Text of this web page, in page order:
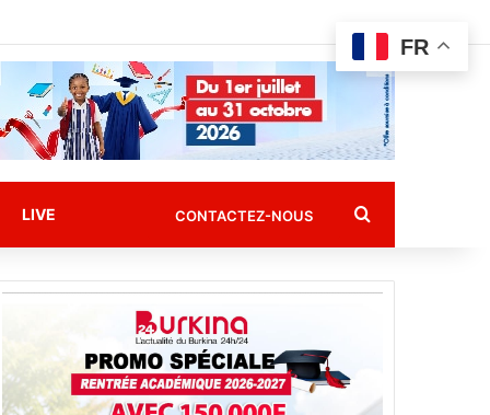
LIVE CONTACTEZ-NOUS Rechercher
FR